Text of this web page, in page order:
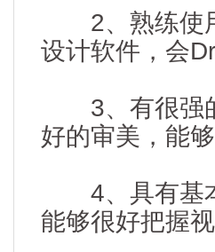
2、熟练使用
设计软件，会
3、有很强的
好的审美，能
4、具有基本
能够很好把握